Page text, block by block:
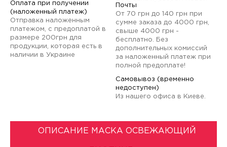
Оплата при получении
(наложенный платеж)
Отправка наложенным
платежом, с предоплатой в
размере 200грн для
продукции, которая есть в
наличии в Украине
Почты
От 70 грн до 140 грн при
сумме заказа до 4000 грн,
свыше 4000 грн -
бесплатно. Без
дополнительных комиссий
за наложенный платеж при
полной предоплате!
Самовывоз (временно
недоступен)
Из нашего офиса в Киеве.
ОПИСАНИЕ МАСКА ОСВЕЖАЮЩИЙ